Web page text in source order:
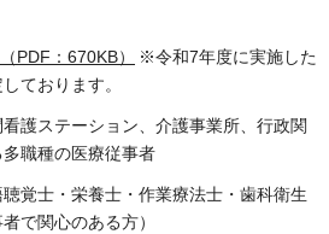
PDF：670KB）
※令和7年度に実施した
ております。
護ステーション、介護事業所、行政関
職種の医療従事者
聴覚士・栄養士・作業療法士・歯科衛生
で関心のある方）